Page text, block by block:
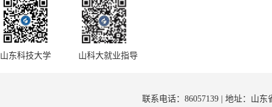
山东科技大学 山科大就业指导
联系电话：86057139 | 地址：山